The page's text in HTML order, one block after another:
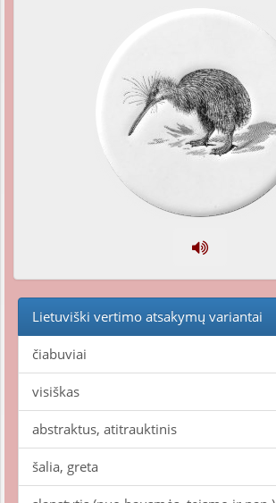
Lietuviški vertimo atsakymų variantai
čiabuviai
visiškas
abstraktus, atitrauktinis
šalia, greta